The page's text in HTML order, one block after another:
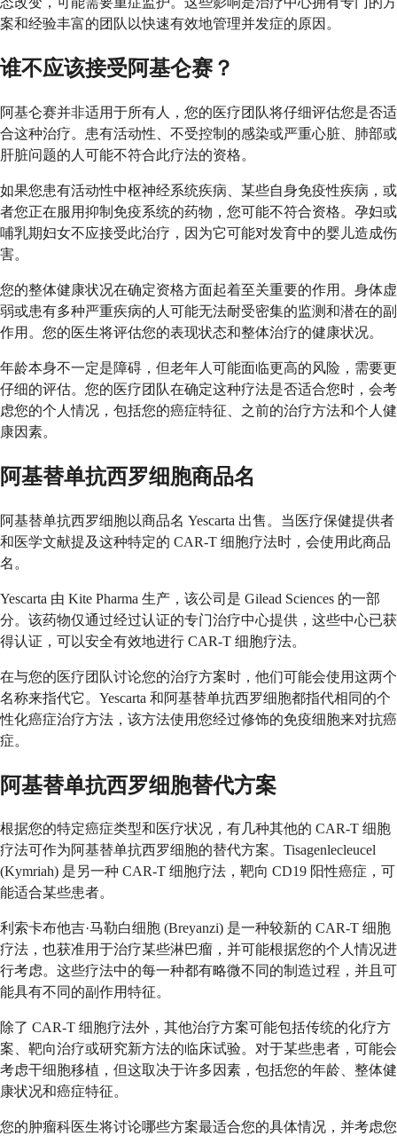
案和经验丰富的团队以快速有效地管理并发症的原因。
谁不应该接受阿基仑赛？
阿基仑赛并非适用于所有人，您的医疗团队将仔细评估您是否适
合这种治疗。患有活动性、不受控制的感染或严重心脏、肺部或
肝脏问题的人可能不符合此疗法的资格。
如果您患有活动性中枢神经系统疾病、某些自身免疫性疾病，或
者您正在服用抑制免疫系统的药物，您可能不符合资格。孕妇或
哺乳期妇女不应接受此治疗，因为它可能对发育中的婴儿造成伤
害。
您的整体健康状况在确定资格方面起着至关重要的作用。身体虚
弱或患有多种严重疾病的人可能无法耐受密集的监测和潜在的副
作用。您的医生将评估您的表现状态和整体治疗的健康状况。
年龄本身不一定是障碍，但老年人可能面临更高的风险，需要更
仔细的评估。您的医疗团队在确定这种疗法是否适合您时，会考
虑您的个人情况，包括您的癌症特征、之前的治疗方法和个人健
康因素。
阿基替单抗西罗细胞商品名
阿基替单抗西罗细胞以商品名 Yescarta 出售。当医疗保健提供者
和医学文献提及这种特定的 CAR-T 细胞疗法时，会使用此商品
名。
Yescarta 由 Kite Pharma 生产，该公司是 Gilead Sciences 的一部
分。该药物仅通过经过认证的专门治疗中心提供，这些中心已获
得认证，可以安全有效地进行 CAR-T 细胞疗法。
在与您的医疗团队讨论您的治疗方案时，他们可能会使用这两个
名称来指代它。Yescarta 和阿基替单抗西罗细胞都指代相同的个
性化癌症治疗方法，该方法使用您经过修饰的免疫细胞来对抗癌
症。
阿基替单抗西罗细胞替代方案
根据您的特定癌症类型和医疗状况，有几种其他的 CAR-T 细胞
疗法可作为阿基替单抗西罗细胞的替代方案。Tisagenlecleucel
(Kymriah) 是另一种 CAR-T 细胞疗法，靶向 CD19 阳性癌症，可
能适合某些患者。
利索卡布他吉·马勒白细胞 (Breyanzi) 是一种较新的 CAR-T 细胞
疗法，也获准用于治疗某些淋巴瘤，并可能根据您的个人情况进
行考虑。这些疗法中的每一种都有略微不同的制造过程，并且可
能具有不同的副作用特征。
除了 CAR-T 细胞疗法外，其他治疗方案可能包括传统的化疗方
案、靶向治疗或研究新方法的临床试验。对于某些患者，可能会
考虑干细胞移植，但这取决于许多因素，包括您的年龄、整体健
康状况和癌症特征。
您的肿瘤科医生将讨论哪些方案最适合您的具体情况，并考虑您